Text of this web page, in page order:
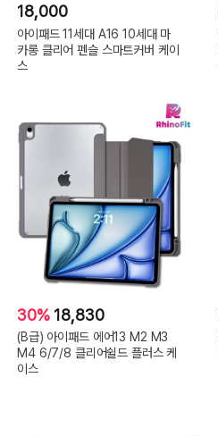
18,000
아이패드 11세대 A16 10세대 마
카롱 클리어 펜슬 스마트커버 케이
스
30% 18,830
(B급) 아이패드 에어13 M2 M3
M4 6/7/8 클리어쉴드 플러스 케
이스